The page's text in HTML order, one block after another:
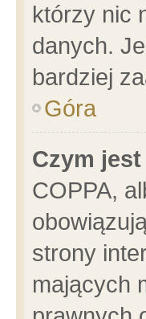
którzy nic
danych.
bardziej
Góra
Czym jest
COPPA,
strony
mających